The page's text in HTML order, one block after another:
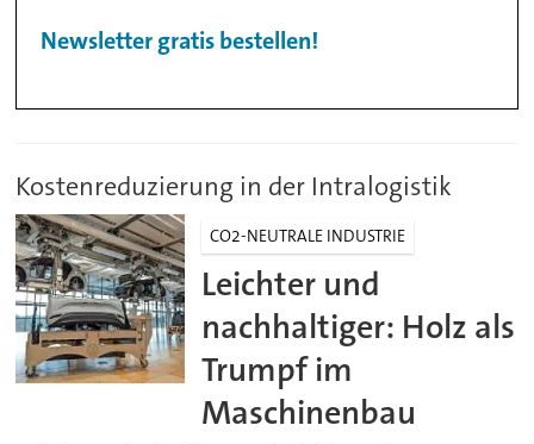
Newsletter gratis bestellen!
Kostenreduzierung in der Intralogistik
CO2-NEUTRALE INDUSTRIE
Leichter und
nachhaltiger: Holz als
Trumpf im
Maschinenbau